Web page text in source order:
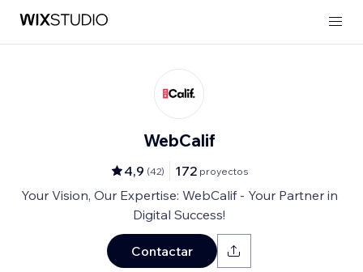
WebCalif
4,9 (42) 172 proyectos
Your Vision, Our Expertise: WebCalif - Your Partner in
Digital Success!
Contactar